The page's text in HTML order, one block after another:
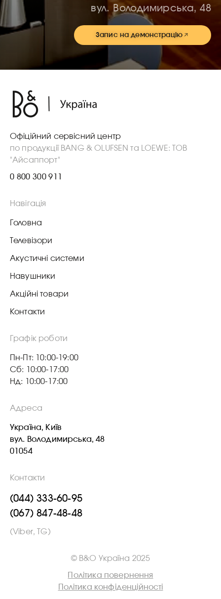
вул. Володимирська, 48
Запис на демонстрацію
Офіційний сервісний центр
по продукції BANG & OLUFSEN та LOEWE: ТОВ
"Айсаппорт"
0 800 300 911
Навігація
Головна
Телевізори
Акустичні системи
Навушники
Акційні товари
Контакти
Графік роботи
Пн-Пт: 10:00-19:00
Сб: 10:00-17:00
Нд: 10:00-17:00
Адреса
Україна, Київ
вул. Володимирська, 48
01054
Контакти
(044) 333-60-95
(067) 847-48-48
(Viber, TG)
© B&O Україна 2025
Політика повернення
Політика конфіденційності